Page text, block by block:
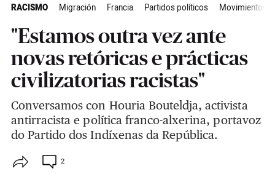
RACISMO Migración Francia Partidos políticos Movimientos
"Estamos outra vez ante
novas retóricas e prácticas
civilizatorias racistas"
Conversamos con Houria Bouteldja, activista
antirracista e política franco-alxerina, portavoz
do Partido dos Indíxenas da República.
2